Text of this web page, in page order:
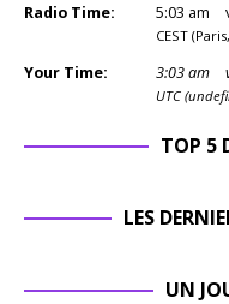
Radio Time: 5:03 am
CEST
Your Time: 3:03am
UTC
TOP 5
LES
UN